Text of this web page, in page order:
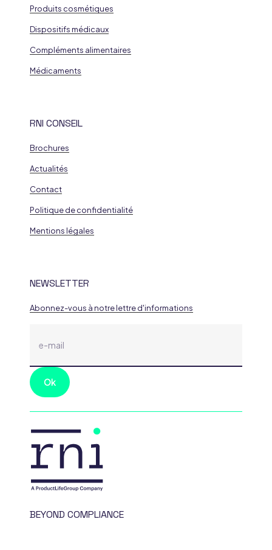
Produits cosmétiques
Dispositifs médicaux
Compléments alimentaires
Médicaments
RNI CONSEIL
Brochures
Actualités
Contact
Politique de confidentialité
Mentions légales
NEWSLETTER
Abonnez-vous à notre lettre d'informations
BEYOND COMPLIANCE